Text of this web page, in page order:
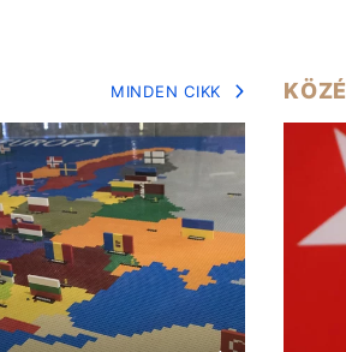
MINDEN CIKK